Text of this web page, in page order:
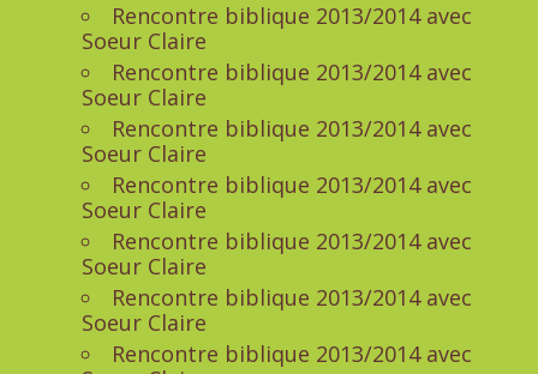
Rencontre biblique 2013/2014 avec
Soeur Claire
Rencontre biblique 2013/2014 avec
Soeur Claire
Rencontre biblique 2013/2014 avec
Soeur Claire
Rencontre biblique 2013/2014 avec
Soeur Claire
Rencontre biblique 2013/2014 avec
Soeur Claire
Rencontre biblique 2013/2014 avec
Soeur Claire
Rencontre biblique 2013/2014 avec